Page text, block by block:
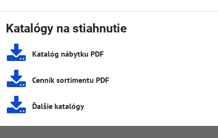
Katalógy na stiahnutie
Katalóg nábytku PDF
Cenník sortimentu PDF
Ďalšie katalógy